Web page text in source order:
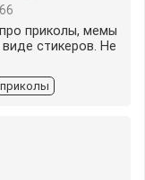
приколы, мемы
стикеров. Не
приколы